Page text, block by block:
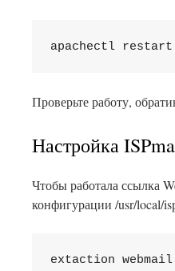
apachectl restart
Проверьте работу,
Настройка
Чтобы работала ссылка
конфигурации /usr/local/
extaction